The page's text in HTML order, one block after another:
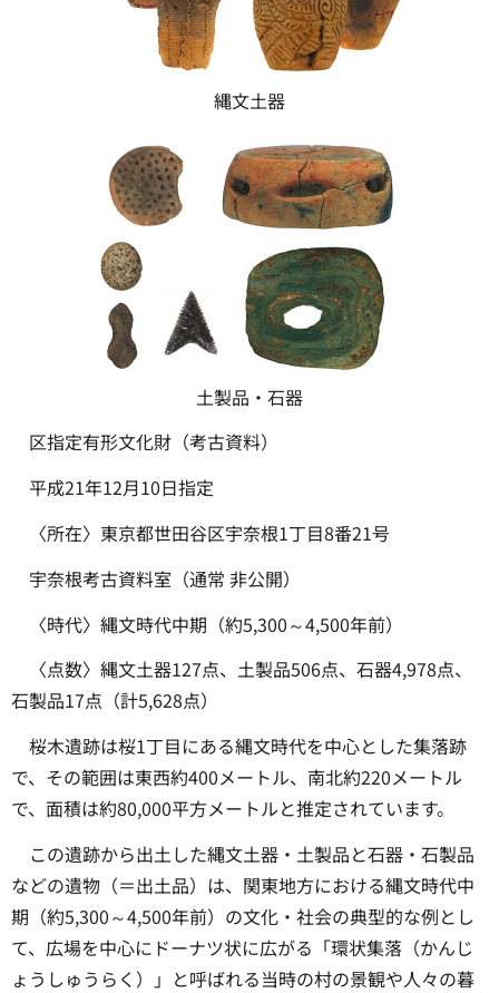
縄文土器
土製品・石器
区指定有形文化財（考古資料）
平成21年12月10日指定
〈所在〉東京都世田谷区宇奈根1丁目8番21号
宇奈根考古資料室（通常 非公開）
〈時代〉縄文時代中期（約5,300～4,500年前）
〈点数〉縄文土器127点、土製品506点、石器4,978点、
石製品17点（計5,628点）
桜木遺跡は桜1丁目にある縄文時代を中心とした集落跡
で、その範囲は東西約400メートル、南北約220メートル
で、面積は約80,000平方メートルと推定されています。
この遺跡から出土した縄文土器・土製品と石器・石製品
などの遺物（＝出土品）は、関東地方における縄文時代中
期（約5,300～4,500年前）の文化・社会の典型的な例とし
て、広場を中心にドーナツ状に広がる「環状集落（かんじ
ょうしゅうらく）」と呼ばれる当時の村の景観や人々の暮